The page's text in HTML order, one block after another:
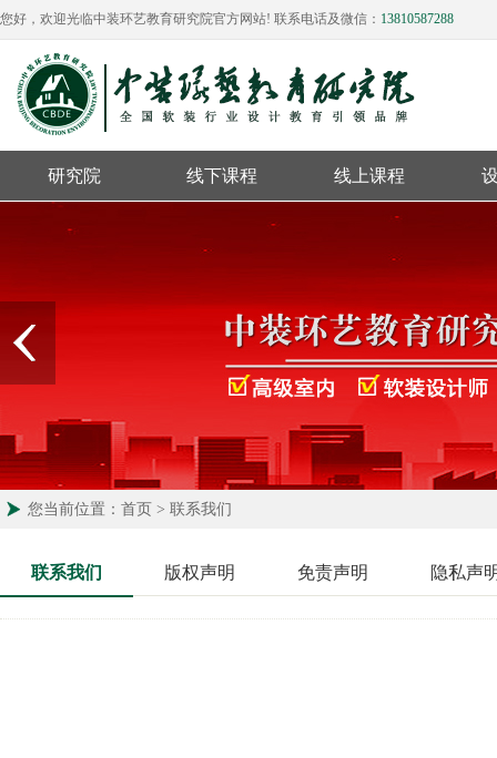
您好，欢迎光临中装环艺教育研究院官方网站! 联系电话及微信： 13810587288
研究院 线下课程 线上课程
您当前位置：首页 > 联系我们
联系我们 版权声明 免责声明 隐私声